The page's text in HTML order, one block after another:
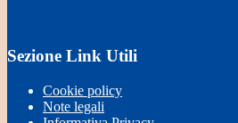
Sezione Link Utili
Cookie policy
Note legali